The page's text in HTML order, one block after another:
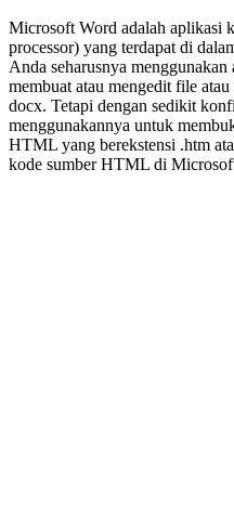
Microsoft Word adalah aplikasi
processor) yang terdapat di
Anda seharusnya
membuat atau mengedit file
docx. Tetapi dengan sedikit
menggunakannya untuk
HTML yang berekstensi .htm
kode sumber HTML di